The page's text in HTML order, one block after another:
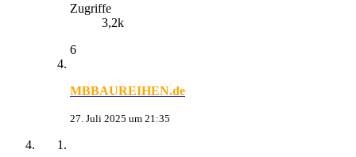
Zugriffe
3,2k
6
MBBAUREIHEN.de
27. Juli 2025 um 21:35